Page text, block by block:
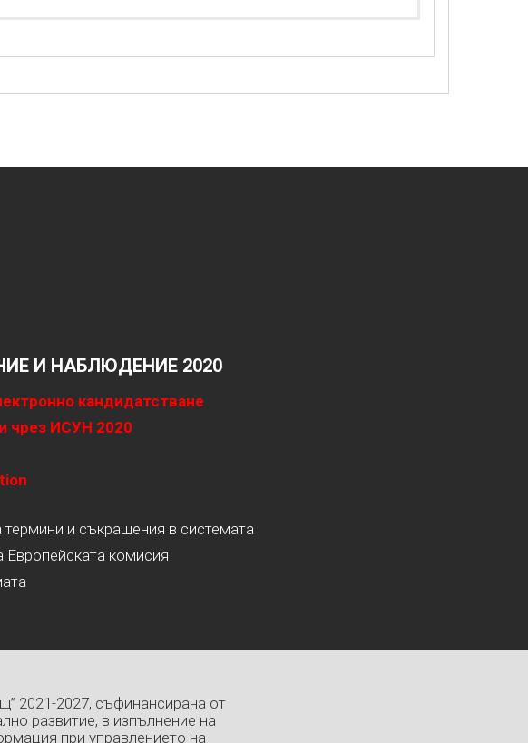
И НАБЛЮДЕНИЕ 2020
кандидатстване
чрез ИСУН 2020
термини и съкращения в системата
Европейската комисия
2021-2027, съфинансирана от
развитие, в изпълнение на
при управлението на